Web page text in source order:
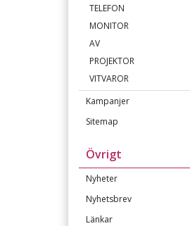
TELEFON
MONITOR
AV
PROJEKTOR
VITVAROR
Kampanjer
Sitemap
Övrigt
Nyheter
Nyhetsbrev
Länkar